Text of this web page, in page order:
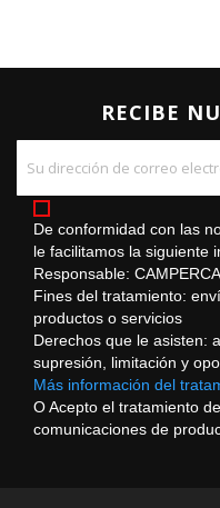
RECIBE
De conformidad con las
le facilitamos la siguiente
Responsable:
Fines del tratamiento:
productos o servicios
Derechos que le asisten:
supresión, limitación y
Más información del
O Acepto el tratamiento
comunicaciones de